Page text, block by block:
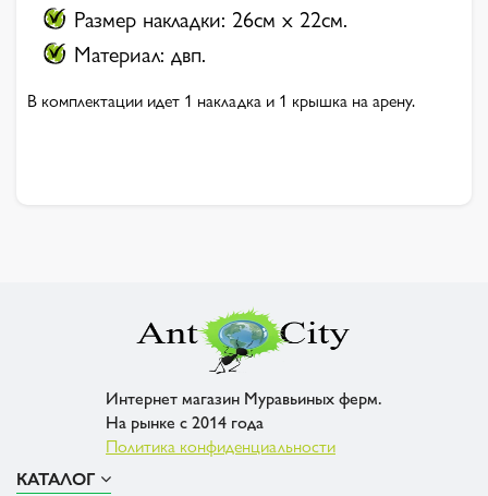
Размер накладки: 26см х 22см.
Материал: двп.
В комплектации идет 1 накладка и 1 крышка на арену.
Интернет магазин Муравьиных ферм.
На рынке с 2014 года
Политика конфиденциальности
КАТАЛОГ